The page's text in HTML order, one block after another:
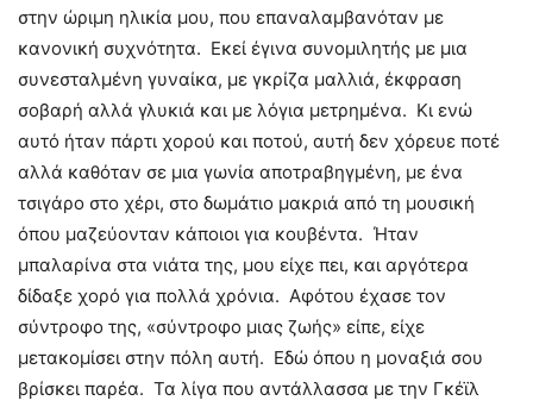
στην ώριμη ηλικία μου, που επαναλαμβανόταν με
κανονική συχνότητα. Εκεί έγινα συνομιλητής με μια
συνεσταλμένη γυναίκα, με γκρίζα μαλλιά, έκφραση
σοβαρή αλλά γλυκιά και με λόγια μετρημένα. Κι ενώ
αυτό ήταν πάρτι χορού και ποτού, αυτή δεν χόρευε ποτέ
αλλά καθόταν σε μια γωνία αποτραβηγμένη, με ένα
τσιγάρο στο χέρι, στο δωμάτιο μακριά από τη μουσική
όπου μαζεύονταν κάποιοι για κουβέντα. Ήταν
μπαλαρίνα στα νιάτα της, μου είχε πει, και αργότερα
δίδαξε χορό για πολλά χρόνια. Αφότου έχασε τον
σύντροφο της, «σύντροφο μιας ζωής» είπε, είχε
μετακομίσει στην πόλη αυτή. Εδώ όπου η μοναξιά σου
βρίσκει παρέα. Τα λίγα που αντάλλασσα με την Γκέϊλ